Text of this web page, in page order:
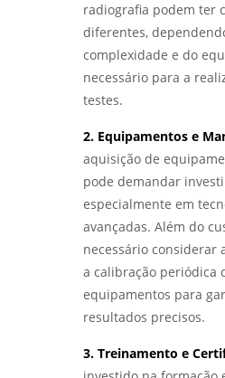
radiografia podem ter
diferentes,
complexidade e do
necessário para a
testes.
2. Equipamentos e
aquisição de
pode demandar
especialmente em
avançadas. Além do
necessário considerar
a calibração periódica
equipamentos para
resultados precisos.
3. Treinamento e